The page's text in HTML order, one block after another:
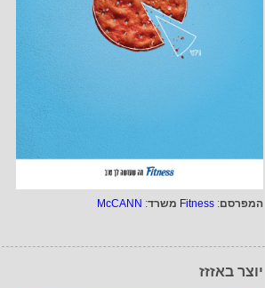
המפרסם:
Fitness משרד:
McCANN
יוצר באזזז